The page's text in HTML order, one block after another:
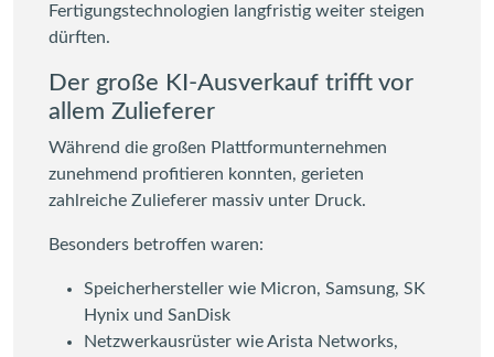
Fertigungstechnologien langfristig weiter steigen
dürften.
Der große KI-Ausverkauf trifft vor
allem Zulieferer
Während die großen Plattformunternehmen
zunehmend profitieren konnten, gerieten
zahlreiche Zulieferer massiv unter Druck.
Besonders betroffen waren:
Speicherhersteller wie Micron, Samsung, SK
Hynix und SanDisk
Netzwerkausrüster wie Arista Networks,